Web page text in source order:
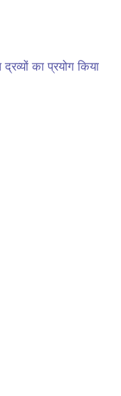
का प्रयोग किया